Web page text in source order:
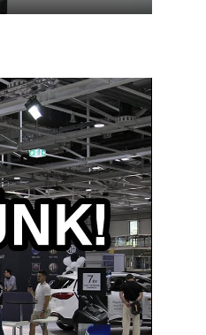
Mute Settings
Enter